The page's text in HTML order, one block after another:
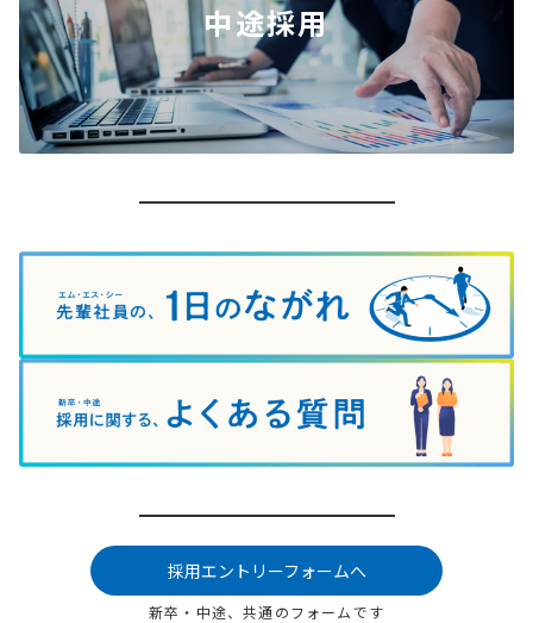
中途採用
採用エントリーフォームへ
新卒・中途、共通のフォームです